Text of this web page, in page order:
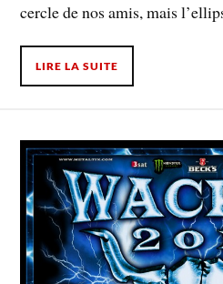
cercle de nos amis, mais
LIRE LA SUITE